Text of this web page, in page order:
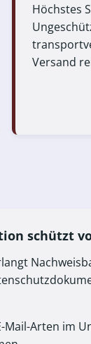
Höchstes
Versand
schützt
Mail-Arten im